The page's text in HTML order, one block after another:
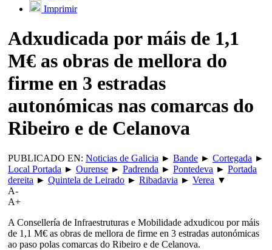
Imprimir
Adxudicada por máis de 1,1
M€ as obras de mellora do
firme en 3 estradas
autonómicas nas comarcas do
Ribeiro e de Celanova
PUBLICADO EN: Noticias de Galicia ► Bande ► Cortegada ►
Local Portada ► Ourense ► Padrenda ► Pontedeva ► Portada
dereita ► Quintela de Leirado ► Ribadavia ► Verea ▼
A-
A+
A Consellería de Infraestruturas e Mobilidade adxudicou por máis
de 1,1 M€ as obras de mellora de firme en 3 estradas autonómicas
ao paso polas comarcas do Ribeiro e de Celanova.